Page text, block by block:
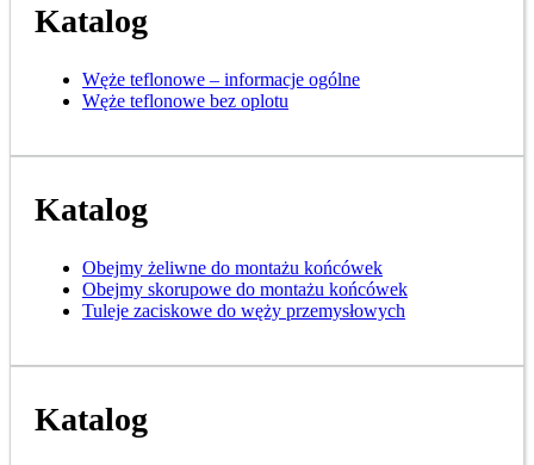
Katalog
Węże teflonowe – informacje ogólne
Węże teflonowe bez oplotu
Katalog
Obejmy żeliwne do montażu końcówek
Obejmy skorupowe do montażu końcówek
Tuleje zaciskowe do węży przemysłowych
Katalog